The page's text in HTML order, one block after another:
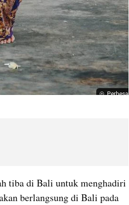
Perbesar
tiba di Bali untuk menghadiri
berlangsung di Bali pada